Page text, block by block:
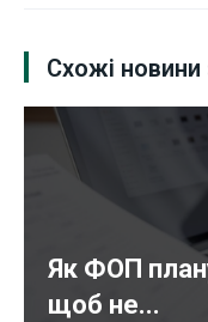
Схожі
Як ФОП
щоб не...